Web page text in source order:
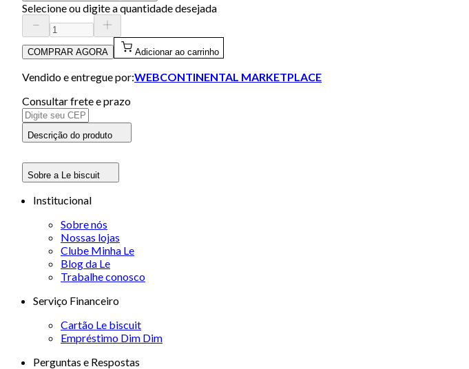
Selecione ou digite a quantidade desejada
COMPRAR AGORA Adicionar ao carrinho
Vendido e entregue por:WEBCONTINENTAL MARKETPLACE
Consultar frete e prazo
Descrição do produto
Sobre a Le biscuit
Institucional
Sobre nós
Nossas lojas
Clube Minha Le
Blog da Le
Trabalhe conosco
Serviço Financeiro
Cartão Le biscuit
Empréstimo Dim Dim
Perguntas e Respostas